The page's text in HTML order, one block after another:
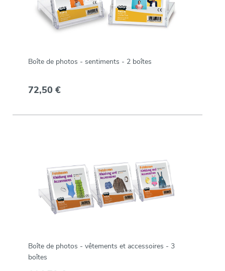
Boîte de photos - sentiments - 2 boîtes
72,50 €
Boîte de photos - vêtements et accessoires - 3
boîtes